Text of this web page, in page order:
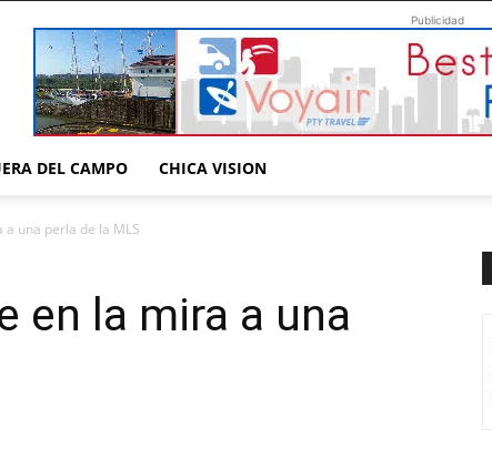
Publicidad
DEL CAMPO CHICA VISION
una perla de la MLS
en la mira a una